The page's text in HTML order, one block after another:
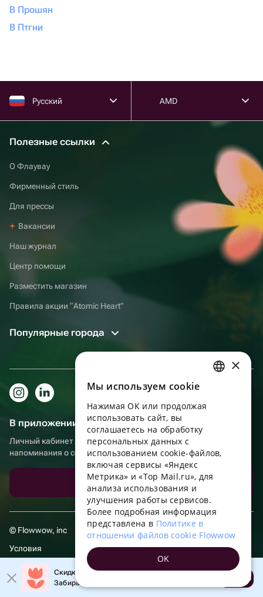
В Прошян
В Птгни
Русский AMD
Полезные ссылки
О Флаувау
Фирменный стиль
Для прессы
Вакансии
Наш журнал
Центр помощи
Разместить магазин
Правила акции “Atomic Heart”
Популярные города
В приложении еще удобнее!
Личный кабинет получателя, больше бонусов за покупки и
напоминания о событиях
Скачать приложение
© Flowwow, inc
Условия
Обработка персональных данных
Скидка 20% на первый заказ!
Забирайте промокод в приложении!
Открыть
ENGLISH
UKRAINIAN
PORTUGUESE
FRENCH
TURKISH
POLISH
×
Мы используем сookie
Нажимая ОК или продолжая
использовать сайт, вы
соглашаетесь на обработку
персональных данных с
использованием cookie-файлов,
включая сервисы «Яндекс
Метрика» и «Top Mail.ru», для
анализа использования и
улучшения работы сервисов.
Более подробная информация
представлена в Политике в
отношении файлов cookie Flowwow
OK